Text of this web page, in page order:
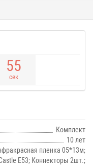
54
сек
Комплект
10 лет
пленка 05*13м;
E53; Коннекторы 2шт.;